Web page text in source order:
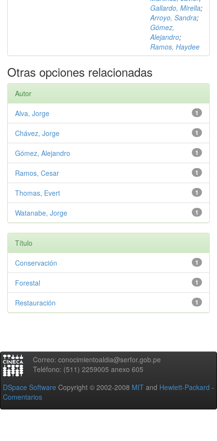
Gallardo, Mirella;
Arroyo, Sandra;
Gómez,
Alejandro;
Ramos, Haydee
Otras opciones relacionadas
Autor
1
Alva, Jorge
1
Chávez, Jorge
1
Gómez, Alejandro
1
Ramos, Cesar
1
Thomas, Evert
1
Watanabe, Jorge
Título
1
Conservación
1
Forestal
1
Restauración
Correo: conocimientoaldia@serfor.gob.pe
Teléfono: (511) 2259005 anexo 605
DSpace Software Copyright © 2002-2008 MIT and Hewlett-Packard -
Comentarios